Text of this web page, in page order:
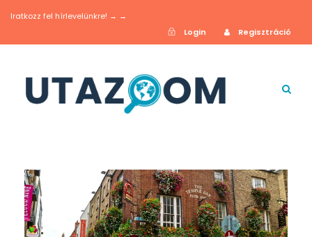
Iratkozz fel hírlevelünkre! → →
Login
Regisztráció